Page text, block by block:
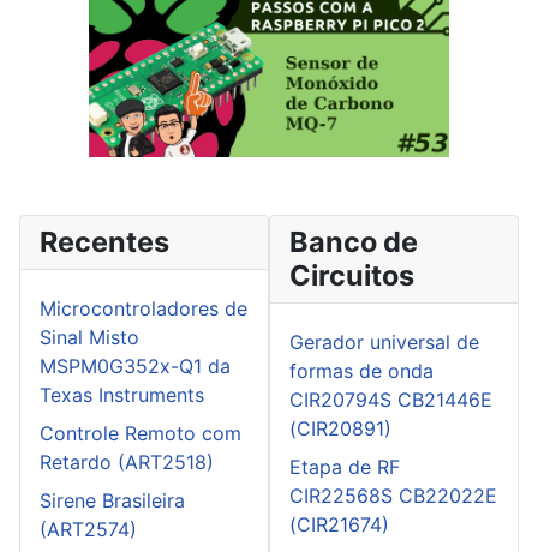
Recentes
Microcontroladores de
Sinal Misto
MSPM0G352x-Q1 da
Texas Instruments
Controle Remoto com
Retardo (ART2518)
Sirene Brasileira
(ART2574)
Banco de
Circuitos
Gerador universal de
formas de onda
CIR20794S CB21446E
(CIR20891)
Etapa de RF
CIR22568S CB22022E
(CIR21674)